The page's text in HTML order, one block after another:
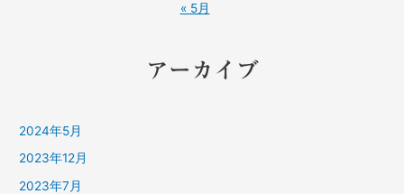
« 5月
アーカイブ
2024年5月
2023年12月
2023年7月